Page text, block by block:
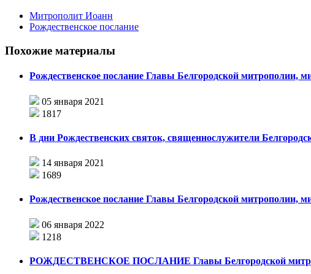
Митрополит Иоанн
Рождественское послание
Похожие материалы
Рождественское послание Главы Белгородской митрополии,
05 января 2021
1817
В дни Рождественских святок, священнослужители
14 января 2021
1689
Рождественское послание Главы Белгородской митрополии,
06 января 2022
1218
РОЖДЕСТВЕНСКОЕ ПОСЛАНИЕ Главы Белгородской